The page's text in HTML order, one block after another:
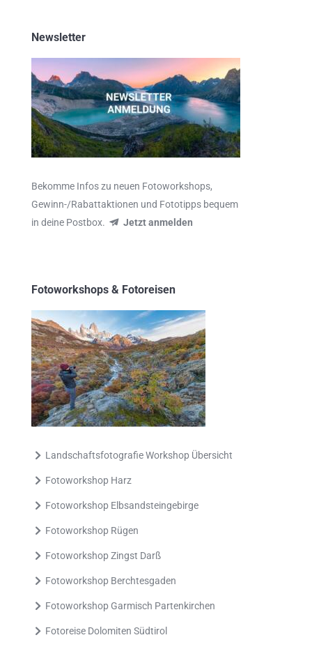
Newsletter
Bekomme Infos zu neuen Fotoworkshops,
Gewinn-/Rabattaktionen und Fototipps bequem
in deine Postbox.
Jetzt anmelden
Fotoworkshops & Fotoreisen
Landschaftsfotografie Workshop Übersicht
Fotoworkshop Harz
Fotoworkshop Elbsandsteingebirge
Fotoworkshop Rügen
Fotoworkshop Zingst Darß
Fotoworkshop Berchtesgaden
Fotoworkshop Garmisch Partenkirchen
Fotoreise Dolomiten Südtirol